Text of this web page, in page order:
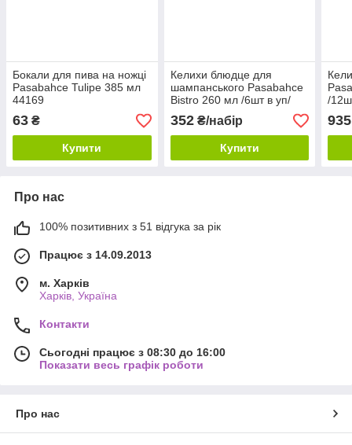
Бокали для пива на ножці
Pasabahce Tulipe 385 мл
44169
63 ₴
Купити
Келихи блюдце для
шампанського Pasabahce
Bistro 260 мл /6шт в уп/
44136
352₴/набір
Купити
/
935
Про нас
100% позитивних з 51 відгука за рік
Працює з 14.09.2013
м. Харків
Харків, Україна
Контакти
Сьогодні працює з 08:30 до 16:00
Показати весь графік роботи
Про нас